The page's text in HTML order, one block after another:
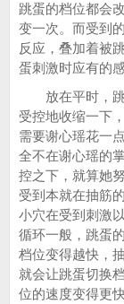
跳蛋的档位都会改
变一次。而受到
反应，叠加着被
蛋刺激时应有的
放在平时，跳
受控地收缩一下，
需要谢心瑶花一
全不在谢心瑶的
控之下，就算她
受到本就在抽筋的
小穴在受到刺激
循环一般，跳蛋的
档位变得越快，
就会让跳蛋切换档
位的速度变得更快